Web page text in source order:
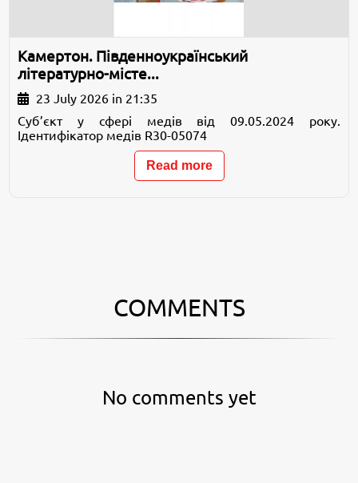
Камертон. Південноукраїнський
літературно-місте...
23 July 2026 in 21:35
Суб’єкт у сфері медів від 09.05.2024 року.
Ідентифікатор медів R30-05074
Read more
COMMENTS
No comments yet